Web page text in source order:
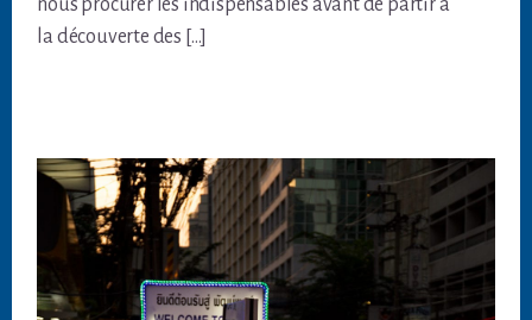
nous procurer les indispensables avant de partir à
la découverte des […]